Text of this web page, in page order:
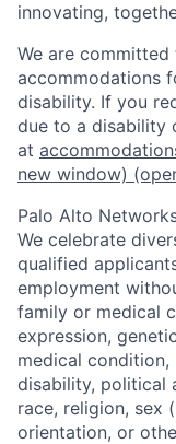
innovating,
We are
accommodations
disability. If you
due to a disability
at
new window)
Palo Alto
We celebrate
qualified
employment
family or medical
expression,
medical
disability, political
race, religion, sex
orientation, or